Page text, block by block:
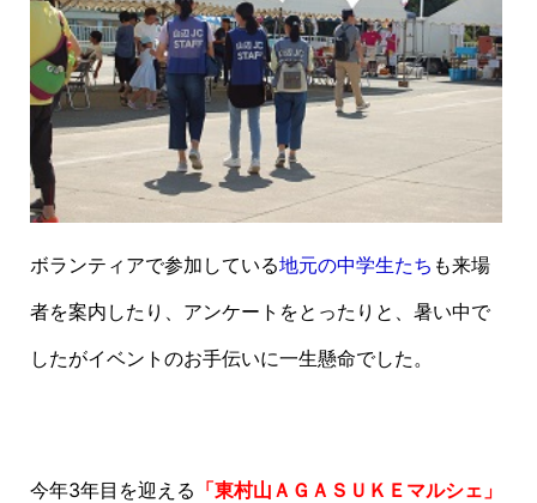
ボランティアで参加している地元の中学生たち も来場
者を案内したり、アンケートをとったりと、暑い中で
したがイベントのお手伝いに一生懸命でした。
今年3年目を迎える 「東村山ＡＧＡＳＵＫＥマルシェ」